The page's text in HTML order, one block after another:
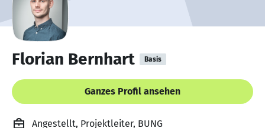
Florian Bernhart Basis
Ganzes Profil ansehen
Angestellt, Projektleiter, BUNG